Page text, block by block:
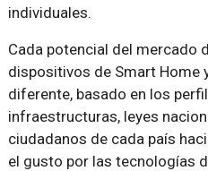
individuales.
Cada potencial del mercado
dispositivos de Smart Home
diferente, basado en los
infraestructuras, leyes
ciudadanos de cada país
el gusto por las tecnologías